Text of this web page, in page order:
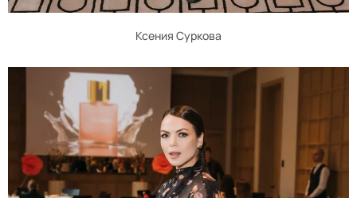
Ксения Суркова